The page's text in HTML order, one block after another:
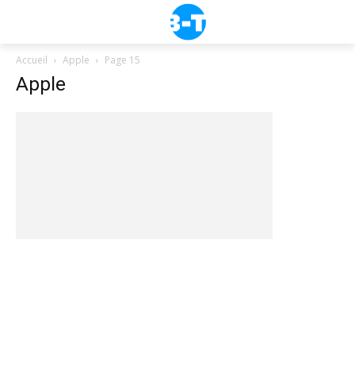
Accueil Apple Page 15
Apple